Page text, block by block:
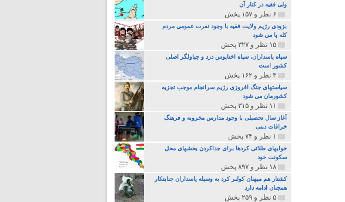
ولی فقیه در کنار آن
۶ نظر و ۱۵۷ پخش
بزودی رژیم ولایت فقیه با وجود نفرت عمومی مردم
کله پا می شود
۱۵ نظر و ۳۲۷ پخش
سپاه پاسداران، سپاه اختاپوس دزد و چپاولگر اصلی
کشور است
۳ نظر و ۱۶۲ پخش
سیاستهای جنگ افروزی رژیم سرانجام موجب تجزیه
کشورمان می شود
۱۱ نظر و ۳۱۵ پخش
آغاز سال تحصیلی با وجود مدارس مخروبه و فرهنگ
خرافات دینی
۱ نظر و ۷۴ پخش
خوابهای طلائی کردها برای جداکردن بخشهای محل
سکونت خود
۱۸ نظر و ۸۹۷ پخش
کشتار هم میهنان کولبر کرد به وسیله پاسداران جنایتکار
همچنان ادامه دارد
۵ نظر و ۲۵۹ پخش